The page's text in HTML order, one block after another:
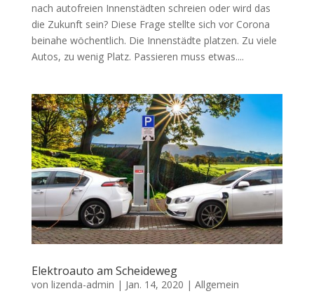
nach autofreien Innenstädten schreien oder wird das
die Zukunft sein? Diese Frage stellte sich vor Corona
beinahe wöchentlich. Die Innenstädte platzen. Zu viele
Autos, zu wenig Platz. Passieren muss etwas....
Elektroauto am Scheideweg
von lizenda-admin | Jan. 14, 2020 | Allgemein